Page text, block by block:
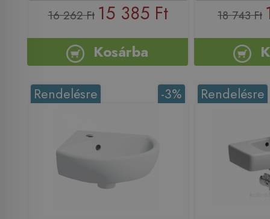
16 262 Ft 15 385 Ft
Kosárba
18 743 Ft
-3%
Rendelésre Rendelésre